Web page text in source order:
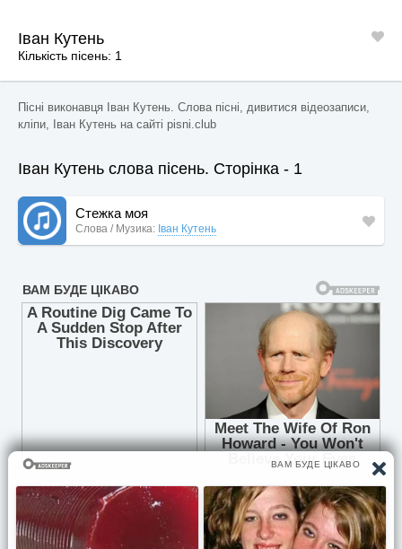
Іван Кутень
Кількість пісень: 1
Пісні виконавця Іван Кутень. Слова пісні, дивитися відеозаписи,
кліпи, Іван Кутень на сайті pisni.club
Іван Кутень слова пісень. Сторінка - 1
Стежка моя
Слова / Музика: Іван Кутень